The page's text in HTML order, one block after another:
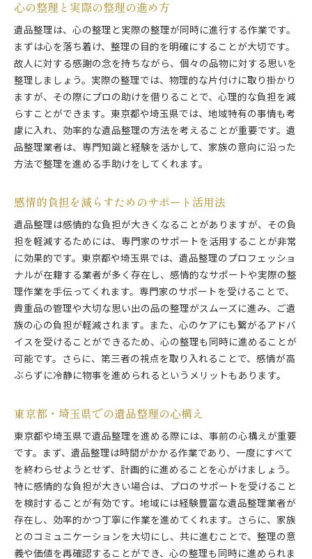
心の整理と実際の整理の進め方
遺品整理は、心の整理と実際の整理が同時に進行する作業です。
まずは心を落ち着け、整理の目的を明確にすることが大切です。
故人に対する感謝の念を持ちながら、個々の品物に対する思いを
整理しましょう。実際の整理では、物理的な片付けに取り掛かり
ますが、その際にプロの助けを借りることで、心理的な負担を減
らすことができます。東京都や埼玉県では、地域特有の事情も考
慮に入れ、効率的な遺品整理の方法を考えることが重要です。遺
品整理業者は、専門知識と経験を活かして、家族の意向に沿った
方法で整理を進める手助けをしてくれます。
感情的負担を減らすためのサポート活用法
遺品整理は感情的な負担が大きくなることがありますが、その負
担を軽減するためには、専門家のサポートを活用することが非常
に効果的です。東京都や埼玉県では、遺品整理のプロフェッショ
ナルが在籍する業者が多く存在し、感情的なサポートや実際の整
理作業を手伝ってくれます。専門家のサポートを受けることで、
貴重品の管理や大切な思い出の品の整理がスムーズに進み、ご遺
族の心の負担が軽減されます。また、心のケアにも繋がるアドバ
イスを受けることができるため、心の整理も同時に進めることが
可能です。さらに、第三者の視点を取り入れることで、感情が高
ぶらずに冷静に物事を進められるというメリットもあります。
東京都・埼玉県での遺品整理の心構え
東京都や埼玉県で遺品整理を進める際には、事前の心構えが重要
です。まず、遺品整理は時間がかかる作業であり、一度にすべて
を終わらせようとせず、計画的に進めることを心がけましょう。
特に感情的な負担が大きい場合は、プロのサポートを受けること
を検討することが有効です。地域には経験豊富な遺品整理業者が
存在し、効率的かつ丁寧に作業を進めてくれます。さらに、家族
とのコミュニケーションを大切にし、共に進むことで、整理の意
義や価値を再確認することができ、心の整理も同時に進められま